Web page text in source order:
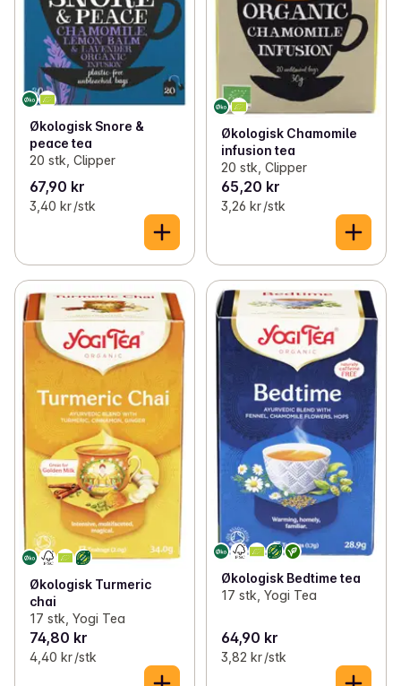
Økologisk Snore &
peace tea
20 stk, Clipper
67,90 kr
3,40 kr /stk
Økologisk Chamomile
infusion tea
20 stk, Clipper
65,20 kr
3,26 kr /stk
Økologisk Turmeric
chai
17 stk, Yogi Tea
74,80 kr
4,40 kr /stk
Økologisk Bedtime tea
17 stk, Yogi Tea
64,90 kr
3,82 kr /stk